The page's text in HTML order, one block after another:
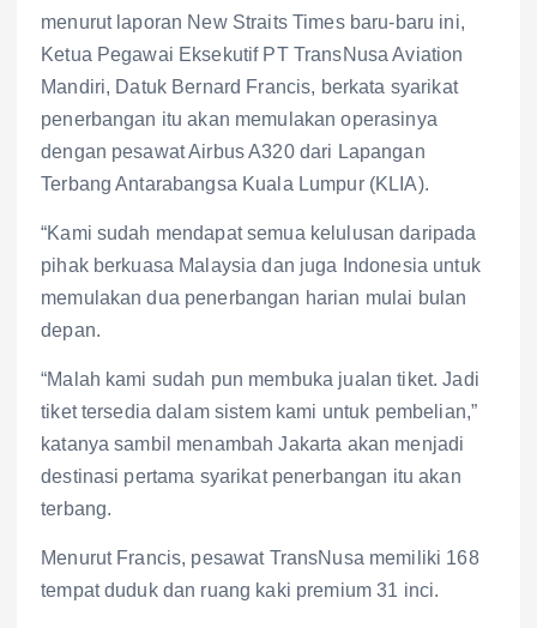
menurut laporan New Straits Times baru-baru ini,
Ketua Pegawai Eksekutif PT TransNusa Aviation
Mandiri, Datuk Bernard Francis, berkata syarikat
penerbangan itu akan memulakan operasinya
dengan pesawat Airbus A320 dari Lapangan
Terbang Antarabangsa Kuala Lumpur (KLIA).
“Kami sudah mendapat semua kelulusan daripada
pihak berkuasa Malaysia dan juga Indonesia untuk
memulakan dua penerbangan harian mulai bulan
depan.
“Malah kami sudah pun membuka jualan tiket. Jadi
tiket tersedia dalam sistem kami untuk pembelian,”
katanya sambil menambah Jakarta akan menjadi
destinasi pertama syarikat penerbangan itu akan
terbang.
Menurut Francis, pesawat TransNusa memiliki 168
tempat duduk dan ruang kaki premium 31 inci.